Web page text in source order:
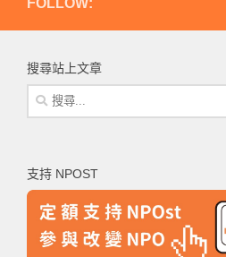
FOLLOW:
搜尋站上文章
搜
尋
字:
支持 NPOST